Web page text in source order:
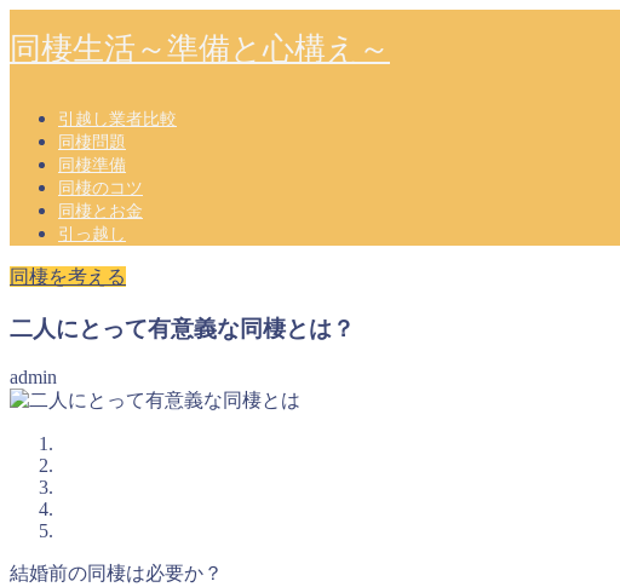
同棲生活～準備と心構え～
引越し業者比較
同棲問題
同棲準備
同棲のコツ
同棲とお金
引っ越し
同棲を考える
二人にとって有意義な同棲とは？
admin
結婚前の同棲は必要か？